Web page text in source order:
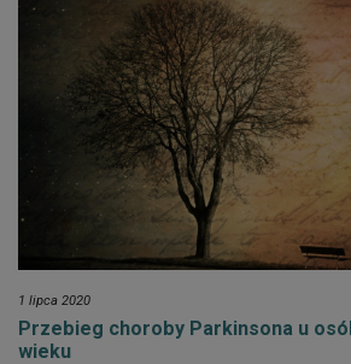
1 lipca 2020
Przebieg choroby Parkinsona u
wieku